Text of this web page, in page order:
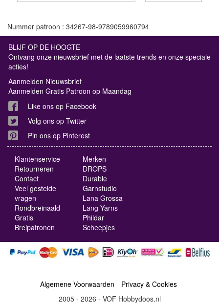
Nummer patroon : 34267-98-9789059960794
BLIJF OP DE HOOGTE
Ontvang onze nieuwsbrief met de laatste trends en onze speciale
acties!
Aanmelden Nieuwsbrief
Aanmelden Gratis Patroon op Maandag
Like ons op Facebook
Volg ons op Twitter
Pin ons op Pinterest
Klantenservice
Retourneren
Contact
Veel gestelde
vragen
Rondbreinaald
Gratis
Breipatronen
Merken
DROPS
Durable
Garnstudio
Lana Grossa
Lang Yarns
Phildar
Scheepjes
Algemene Voorwaarden
Privacy & Cookies
2005 - 2026 - VOF Hobbydoos.nl